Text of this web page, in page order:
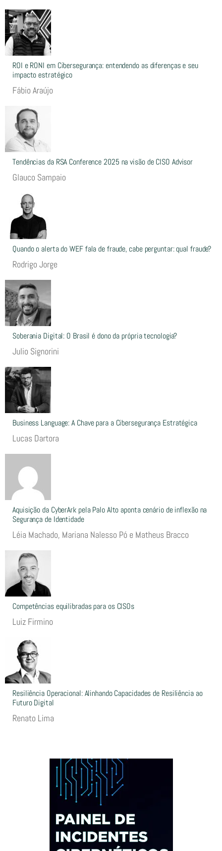
ROI e RONI em Cibersegurança: entendendo as diferenças e seu
impacto estratégico
Fábio Araújo
Tendências da RSA Conference 2025 na visão de CISO Advisor
Glauco Sampaio
Quando o alerta do WEF fala de fraude, cabe perguntar: qual fraude?
Rodrigo Jorge
Soberania Digital: O Brasil é dono da própria tecnologia?
Julio Signorini
Business Language: A Chave para a Cibersegurança Estratégica
Lucas Dartora
Aquisição da CyberArk pela Palo Alto aponta cenário de inflexão na
Segurança de Identidade
Léia Machado, Mariana Nalesso Pó e Matheus Bracco
Competências equilibradas para os CISOs
Luiz Firmino
Resiliência Operacional: Alinhando Capacidades de Resiliência ao
Futuro Digital
Renato Lima